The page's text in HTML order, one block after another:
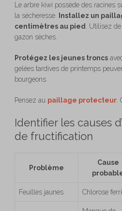
Le arbre kiwi possède des racines
la sécheresse.
Installez un
centimètres au pied
. Utilisez
gazon sèches.
Protégez les jeunes troncs
gelées tardives de printemps
bourgeons.
Pensez au paillage protecteur
Identifier les causes
de fructification
Problème
Cause
Feuilles jaunes Chlorose